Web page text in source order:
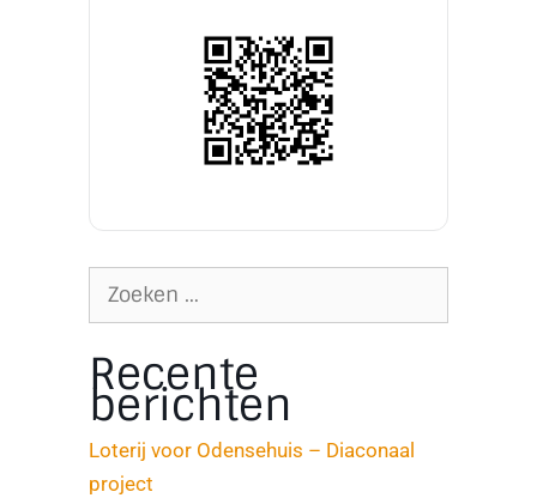
Recente
berichten
Loterij voor Odensehuis – Diaconaal
project